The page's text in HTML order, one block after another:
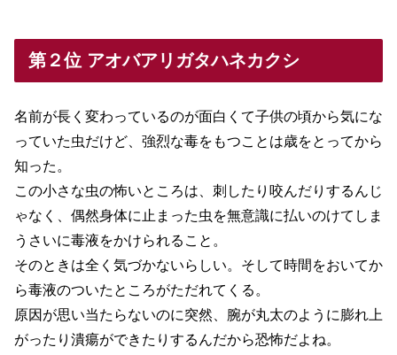
第２位 アオバアリガタハネカクシ
名前が長く変わっているのが面白くて子供の頃から気にな
っていた虫だけど、強烈な毒をもつことは歳をとってから
知った。
この小さな虫の怖いところは、刺したり咬んだりするんじ
ゃなく、偶然身体に止まった虫を無意識に払いのけてしま
うさいに毒液をかけられること。
そのときは全く気づかないらしい。そして時間をおいてか
ら毒液のついたところがただれてくる。
原因が思い当たらないのに突然、腕が丸太のように膨れ上
がったり潰瘍ができたりするんだから恐怖だよね。